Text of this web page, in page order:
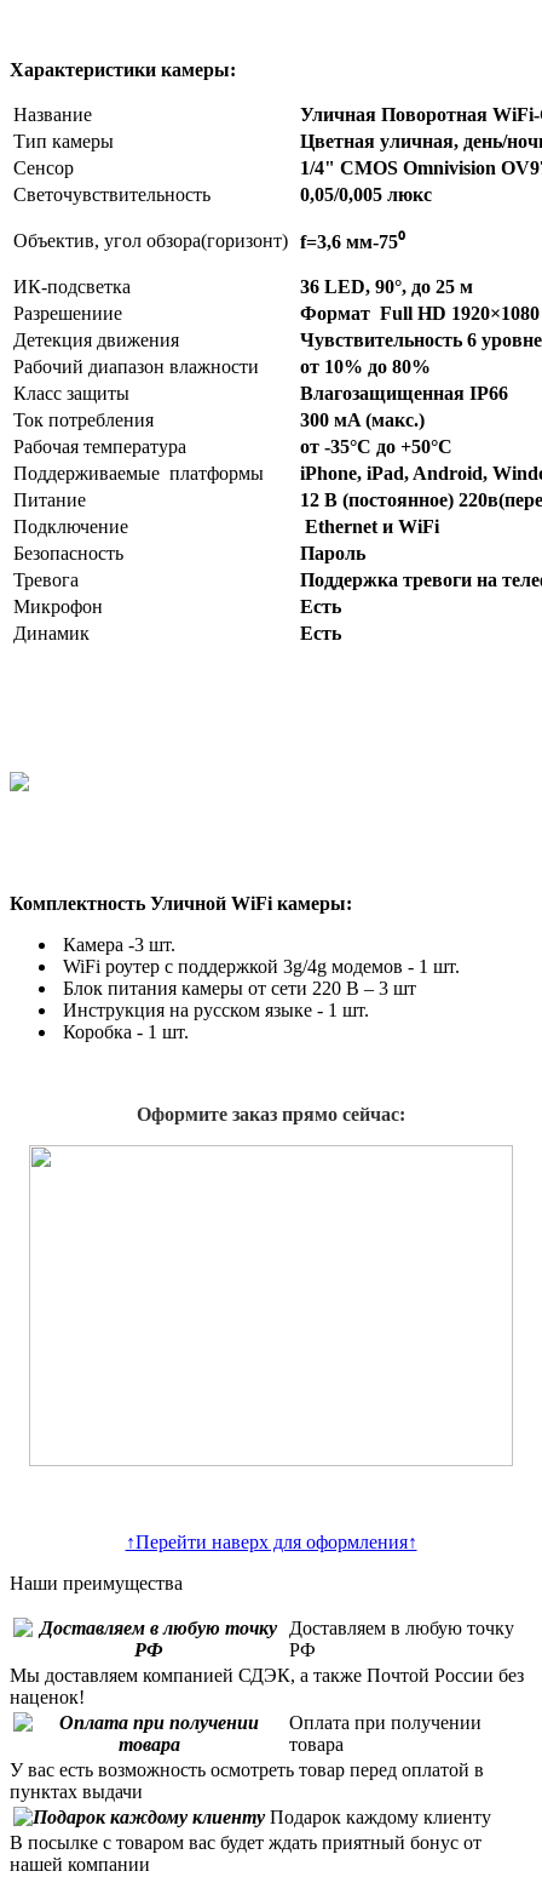
Характеристики камеры:
Название
Уличная Поворотная
Тип камеры
Цветная уличная, день/
Сенсор
1/4" CMOS Omnivision
Светочувствительность
0,05/0,005 люкс
Объектив, угол обзора(горизонт) f=3,6 мм-75⁰
ИК-подсветка
36 LED, 90°, до 25 м
Разрешениие
Формат Full HD 1920×1080
Детекция движения
Чувствительность 6
Рабочий диапазон влажности
от 10% до 80%
Класс защиты
Влагозащищенная IP66
Ток потребления
300 мA (макс.)
Рабочая температура
от -35°С до +50°С
Поддерживаемые платформы
iPhone, iPad, Android,
Питание
12 В (постоянное)
Подключение
Ethernet и WiFi
Безопасность
Пароль
Тревога
Поддержка тревоги на
Микрофон
Есть
Динамик
Есть
Комплектность Уличной WiFi камеры:
Камера -3 шт.
WiFi роутер с поддержкой 3g/4g модемов - 1 шт.
Блок питания камеры от сети 220 В – 3 шт
Инструкция на русском языке - 1 шт.
Коробка - 1 шт.
Оформите заказ прямо сейчас:
↑Перейти наверх для оформления↑
Наши преимущества
Доставляем в любую точку
РФ
Мы доставляем компанией СДЭК, а также Почтой России без
наценок!
Оплата при получении
товара
У вас есть возможность осмотреть товар перед оплатой в
пунктах выдачи
Подарок каждому клиенту
В посылке с товаром вас будет ждать приятный бонус от
нашей компании